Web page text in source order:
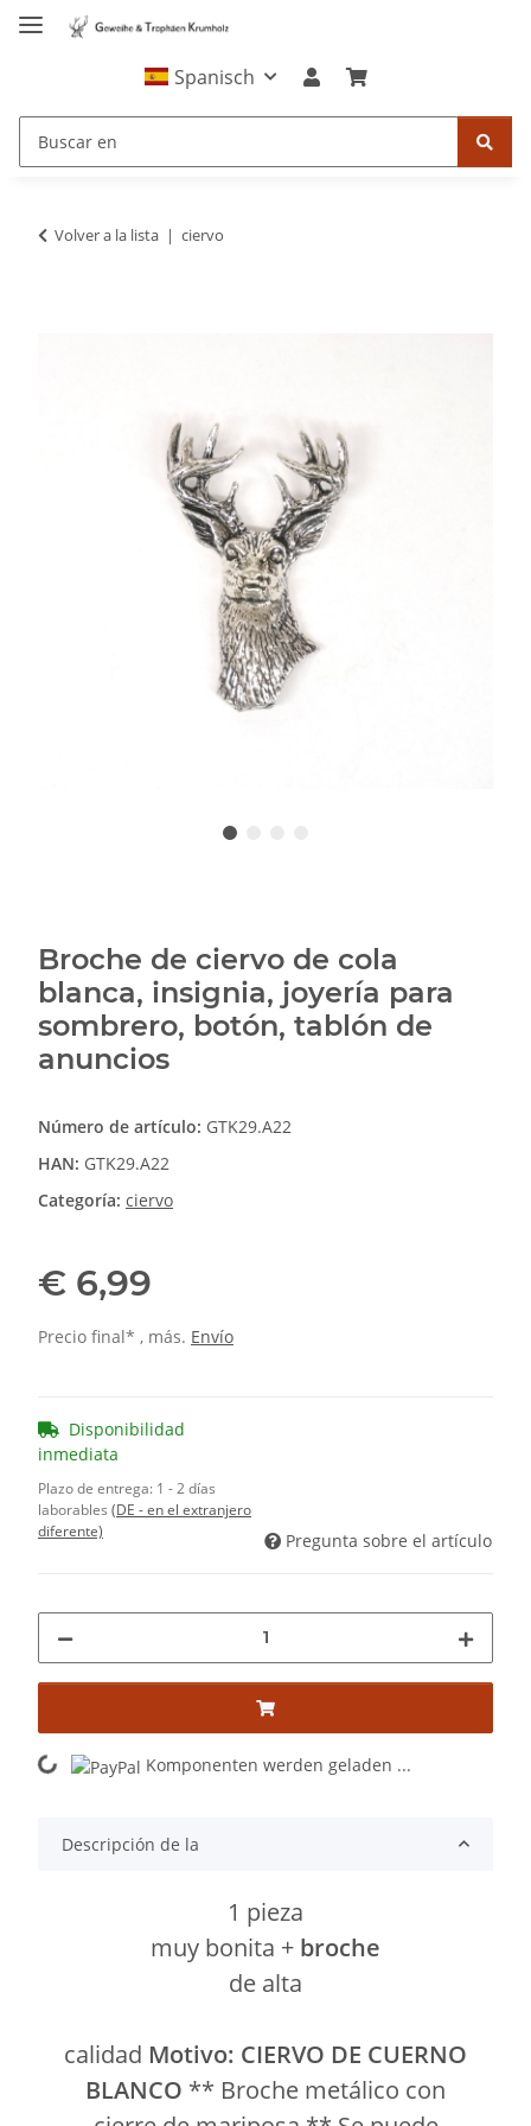
Spanisch
Volver a la lista ciervo
Broche de ciervo de cola
blanca, insignia, joyería para
sombrero, botón, tablón de
anuncios
Número de artículo: GTK29.A22
HAN: GTK29.A22
Categoría: ciervo
€ 6,99
Precio final* , más. Envío
Disponibilidad
inmediata
Plazo de entrega: 1 - 2 días
laborables (DE - en el extranjero
diferente)
Pregunta sobre el artículo
Loading... Komponenten werden geladen ...
Descripción de la
1 pieza
muy bonita + broche
de alta
calidad Motivo: CIERVO DE CUERNO
BLANCO ** Broche metálico con